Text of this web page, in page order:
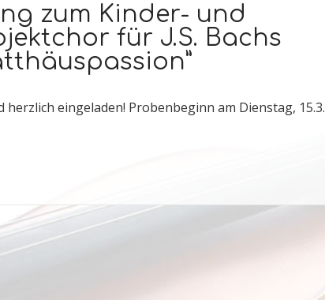
zum Kinder- und
für J.S. Bachs
eingeladen! Probenbeginn am Dienstag, 15.3.